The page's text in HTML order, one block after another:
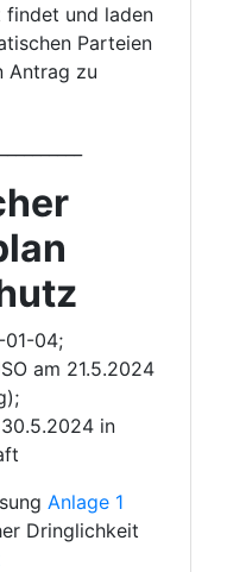
findet und laden
Parteien
Antrag zu
01-04;
am 21.5.2024
in
Anlage 1
Dringlichkeit